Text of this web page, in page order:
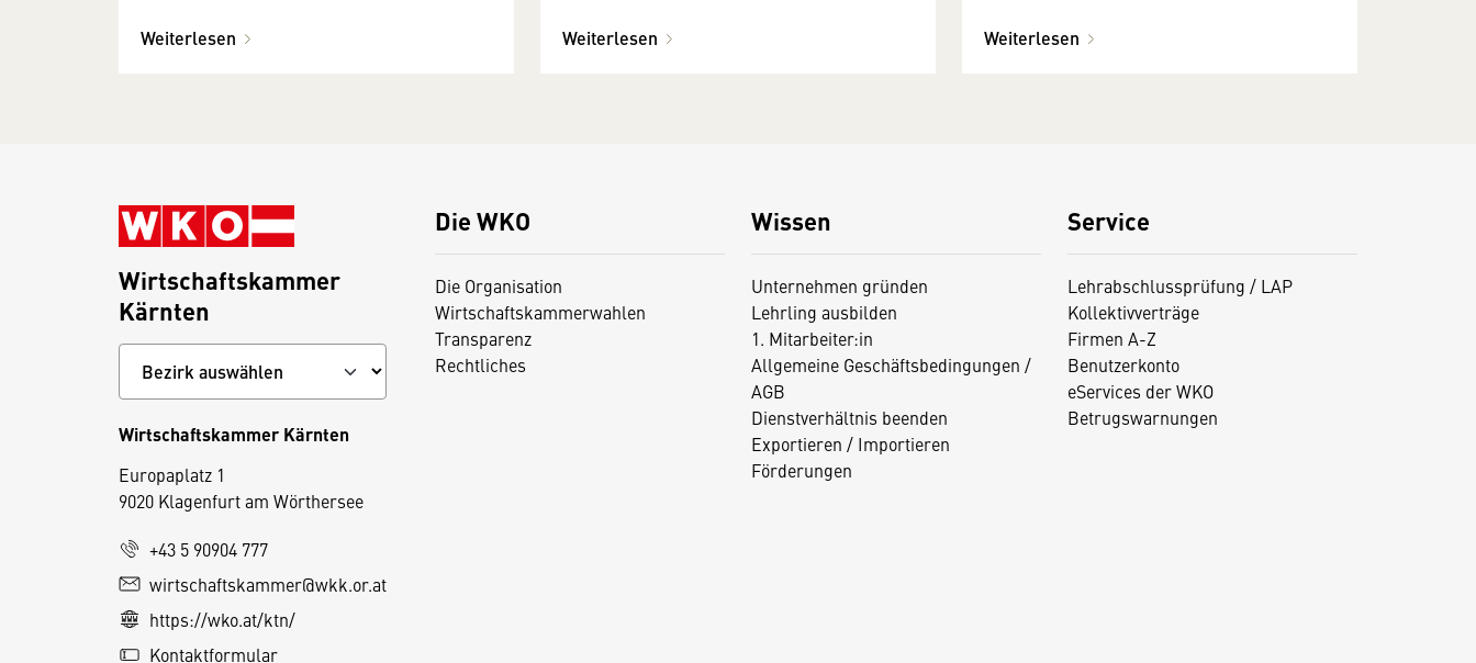
Weiterlesen Weiterlesen Weiterlesen
Die WKO
Die Organisation
Wirtschaftskammerwahlen
Transparenz
Rechtliches
Wissen
Unternehmen gründen
Lehrling ausbilden
1. Mitarbeiter:in
Allgemeine Geschäftsbedingungen /
AGB
Dienstverhältnis beenden
Exportieren / Importieren
Förderungen
Service
Lehrabschlussprüfung / LAP
Kollektivverträge
Firmen A-Z
Benutzerkonto
eServices der WKO
Betrugswarnungen
Wirtschaftskammer
Kärnten
Wirtschaftskammer Kärnten
Europaplatz 1
9020 Klagenfurt am Wörthersee
+43 5 90904 777
wirtschaftskammer@wkk.or.at
https://wko.at/ktn/
Kontaktformular